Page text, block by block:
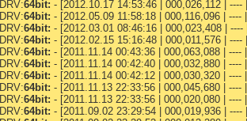
DRV:64bit: - [2012.10.17 14:53:46 | 000,026,112 |
DRV:64bit: - [2012.05.09 11:58:18 | 000,116,096 |
DRV:64bit: - [2012.03.01 08:46:16 | 000,023,408 |
DRV:64bit: - [2012.02.15 15:16:48 | 000,011,576 |
DRV:64bit: - [2011.11.14 00:43:36 | 000,063,088 |
DRV:64bit: - [2011.11.14 00:42:40 | 000,032,880 |
DRV:64bit: - [2011.11.14 00:42:12 | 000,030,320 |
DRV:64bit: - [2011.11.13 22:33:56 | 000,045,680 |
DRV:64bit: - [2011.11.13 22:33:56 | 000,020,080 |
DRV:64bit: - [2011.09.02 23:29:54 | 000,019,936 |